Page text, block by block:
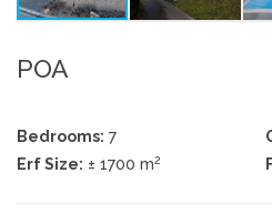
POA
Bedrooms: 7
Erf Size: ± 1700 m2